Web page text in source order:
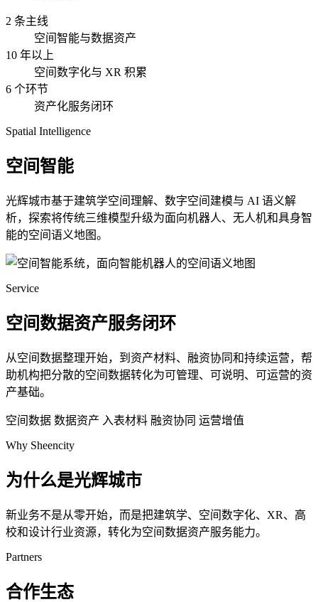
2 条主线
空间智能与数据资产
10 年以上
空间数字化与 XR 积累
6 个环节
资产化服务闭环
Spatial Intelligence
空间智能
光辉城市基于建筑学空间理解、数字空间建模与 AI 语义解
析，探索将传统三维模型升级为面向机器人、无人机和具身智
能的空间语义地图。
Service
空间数据资产服务闭环
从空间数据整理开始，到资产材料、融资协同和持续运营，帮
助机构把分散的空间数据转化为可管理、可说明、可运营的资
产基础。
空间数据 数据资产 入表材料 融资协同 运营增值
Why Sheencity
为什么是光辉城市
新业务不是从零开始，而是把建筑学、空间数字化、XR、高
校和设计行业资源，转化为空间数据资产服务能力。
Partners
合作生态